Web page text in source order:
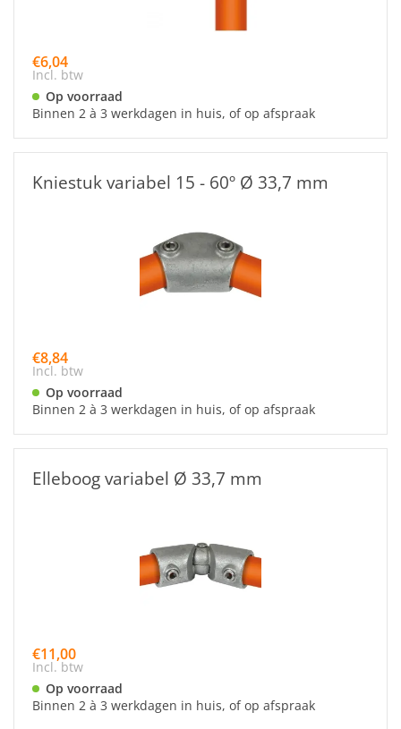
€6,04
Incl. btw
Op voorraad
Binnen 2 à 3 werkdagen in huis, of op afspraak
Kniestuk variabel 15 - 60º Ø 33,7 mm
€8,84
Incl. btw
Op voorraad
Binnen 2 à 3 werkdagen in huis, of op afspraak
Elleboog variabel Ø 33,7 mm
€11,00
Incl. btw
Op voorraad
Binnen 2 à 3 werkdagen in huis, of op afspraak